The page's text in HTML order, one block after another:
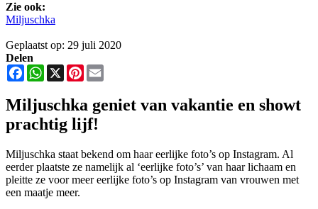
Zie ook:
Miljuschka
Geplaatst op: 29 juli 2020
Delen
FacebookWhatsApp
X Pinterest
Miljuschka geniet van vakantie en showt
prachtig lijf!
Miljuschka staat bekend om haar eerlijke foto’s op Instagram. Al
eerder plaatste ze namelijk al ‘eerlijke foto’s’ van haar lichaam en
pleitte ze voor meer eerlijke foto’s op Instagram van vrouwen met
een maatje meer.